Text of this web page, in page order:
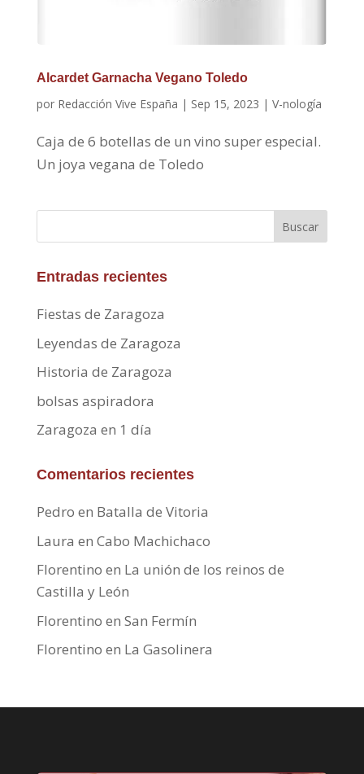
Alcardet Garnacha Vegano Toledo
por Redacción Vive España | Sep 15, 2023 | V-nología
Caja de 6 botellas de un vino super especial.
Un joya vegana de Toledo
Buscar
Entradas recientes
Fiestas de Zaragoza
Leyendas de Zaragoza
Historia de Zaragoza
bolsas aspiradora
Zaragoza en 1 día
Comentarios recientes
Pedro en Batalla de Vitoria
Laura en Cabo Machichaco
Florentino en La unión de los reinos de
Castilla y León
Florentino en San Fermín
Florentino en La Gasolinera